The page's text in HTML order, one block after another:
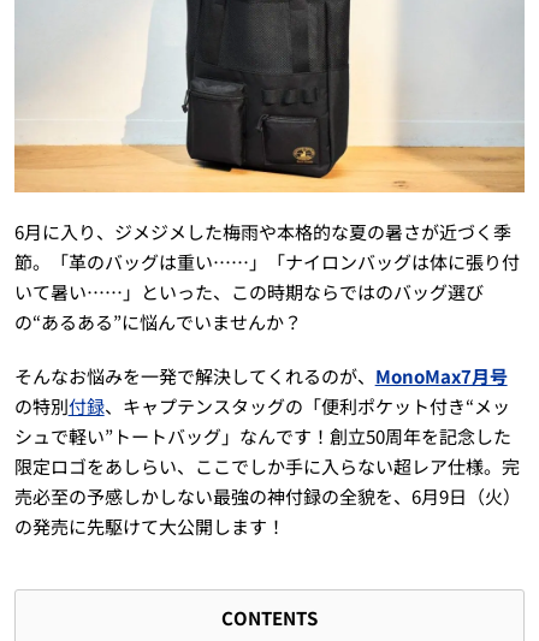
6月に入り、ジメジメした梅雨や本格的な夏の暑さが近づく季
節。「革のバッグは重い……」「ナイロンバッグは体に張り付
いて暑い……」といった、この時期ならではのバッグ選び
の“あるある”に悩んでいませんか？
そんなお悩みを一発で解決してくれるのが、 MonoMax7月号
の特別付録、キャプテンスタッグの「便利ポケット付き“メッ
シュで軽い”トートバッグ」なんです！創立50周年を記念した
限定ロゴをあしらい、ここでしか手に入らない超レア仕様。完
売必至の予感しかしない最強の神付録の全貌を、6月9日（火）
の発売に先駆けて大公開します！
CONTENTS